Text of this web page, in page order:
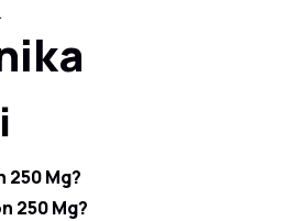
250 Mg?
250 Mg?